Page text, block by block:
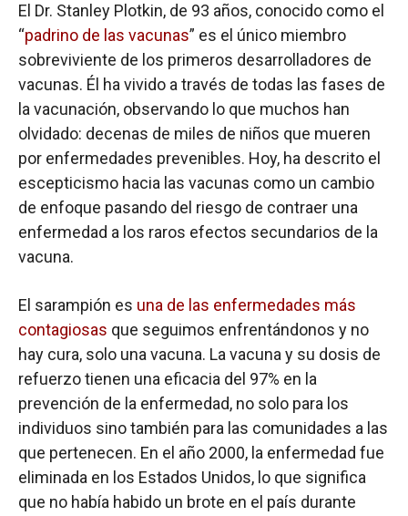
El Dr. Stanley Plotkin, de 93 años, conocido como el
“padrino de las vacunas” es el único miembro
sobreviviente de los primeros desarrolladores de
vacunas. Él ha vivido a través de todas las fases de
la vacunación, observando lo que muchos han
olvidado: decenas de miles de niños que mueren
por enfermedades prevenibles. Hoy, ha descrito el
escepticismo hacia las vacunas como un cambio
de enfoque pasando del riesgo de contraer una
enfermedad a los raros efectos secundarios de la
vacuna.
El sarampión es una de las enfermedades más
contagiosas que seguimos enfrentándonos y no
hay cura, solo una vacuna. La vacuna y su dosis de
refuerzo tienen una eficacia del 97% en la
prevención de la enfermedad, no solo para los
individuos sino también para las comunidades a las
que pertenecen. En el año 2000, la enfermedad fue
eliminada en los Estados Unidos, lo que significa
que no había habido un brote en el país durante